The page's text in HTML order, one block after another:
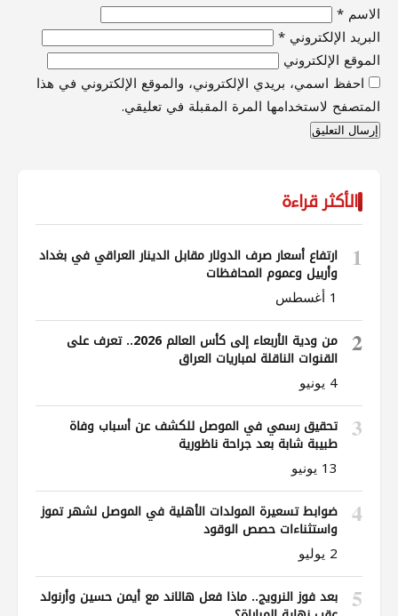
الاسم *
البريد الإلكتروني *
الموقع الإلكتروني
احفظ اسمي، بريدي الإلكتروني، والموقع الإلكتروني في هذا
المتصفح لاستخدامها المرة المقبلة في تعليقي.
الأكثر قراءة
1 ارتفاع أسعار صرف الدولار مقابل الدينار العراقي في بغداد
وأربيل وعموم المحافظات
1 أغسطس
2 من ودية الأربعاء إلى كأس العالم 2026.. تعرف على
القنوات الناقلة لمباريات العراق
4 يونيو
3 تحقيق رسمي في الموصل للكشف عن أسباب وفاة
طبيبة شابة بعد جراحة ناظورية
13 يونيو
4 ضوابط تسعيرة المولدات الأهلية في الموصل لشهر تموز
واستثناءات حصص الوقود
2 يوليو
5 بعد فوز النرويج.. ماذا فعل هالاند مع أيمن حسين وأرنولد